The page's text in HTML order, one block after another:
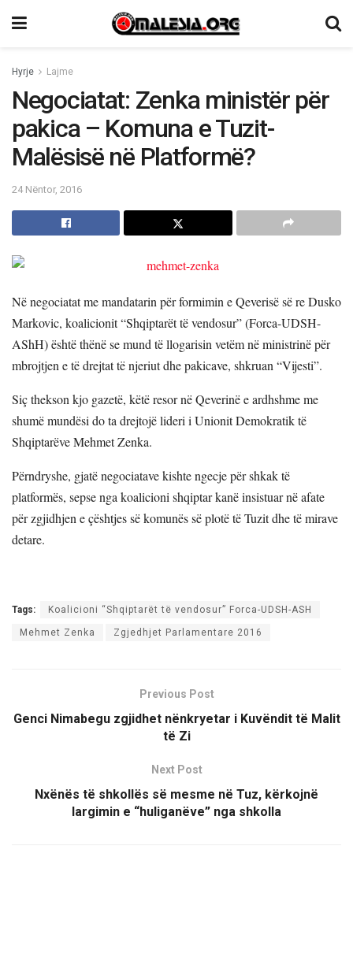
Hyrje Lajme
Negociatat: Zenka ministër për
pakica – Komuna e Tuzit-
Malësisë në Platformë?
24 Nëntor, 2016
Në negociatat me mandatarin për formimin e Qeverisë së re Dusko
Markovic, koalicionit “Shqiptarët të vendosur” (Forca-UDSH-
AShH) është thënë se mund të llogarisin vetëm në ministrinë për
mbrojtjen e të drejtat të njeriut dhe pakicave, shkruan “Vijesti”.
Siç thekson kjo gazetë, këtë resor në Qeverinë e ardhshme me
shumë mundësi do ta drejtojë lideri i Unionit Demokratik të
Shqiptarëve Mehmet Zenka.
Përndryshe, gjatë negociatave kishte ngecje për shkak të
platformës, sepse nga koalicioni shqiptar kanë insistuar në afate
për zgjidhjen e çështjes së komunës së plotë të Tuzit dhe të mirave
detare.
Tags: Koalicioni “Shqiptarët të vendosur” Forca-UDSH-ASH
Mehmet Zenka Zgjedhjet Parlamentare 2016
Previous Post
Genci Nimabegu zgjidhet nënkryetar i Kuvëndit të Malit
të Zi
Next Post
Nxënës të shkollës së mesme në Tuz, kërkojnë
largimin e “huliganëve” nga shkolla